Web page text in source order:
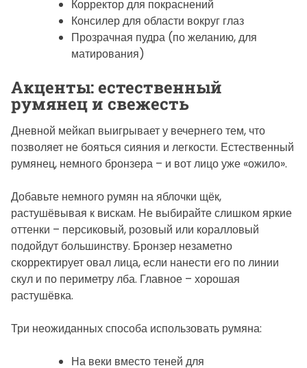
Корректор для покраснений
Консилер для области вокруг глаз
Прозрачная пудра (по желанию, для
матирования)
Акценты: естественный
румянец и свежесть
Дневной мейкап выигрывает у вечернего тем, что
позволяет не бояться сияния и легкости. Естественный
румянец, немного бронзера – и вот лицо уже «ожило».
Добавьте немного румян на яблочки щёк,
растушёвывая к вискам. Не выбирайте слишком яркие
оттенки – персиковый, розовый или коралловый
подойдут большинству. Бронзер незаметно
скорректирует овал лица, если нанести его по линии
скул и по периметру лба. Главное – хорошая
растушёвка.
Три неожиданных способа использовать румяна:
На веки вместо теней для